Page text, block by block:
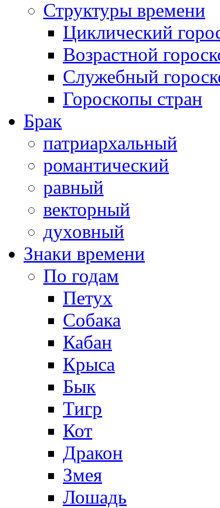
Структуры времени
Циклический
Возрастной
Служебный
Гороскопы стран
Брак
патриархальный
романтический
равный
векторный
духовный
Знаки времени
По годам
Петух
Собака
Кабан
Крыса
Бык
Тигр
Кот
Дракон
Змея
Лошадь